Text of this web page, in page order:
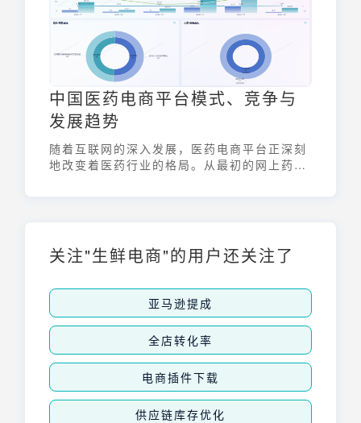
中国医药电商平台模式、竞争与
发展趋势
随着互联网的深入发展，医药电商平台正深刻
地改变着医药行业的格局。从最初的网上药
析行业竞争格局，并展望未来的发展趋势。
关注"生鲜电商"的用户还关注了
亚马逊提成
全店转化率
电商插件下载
供应链库存优化